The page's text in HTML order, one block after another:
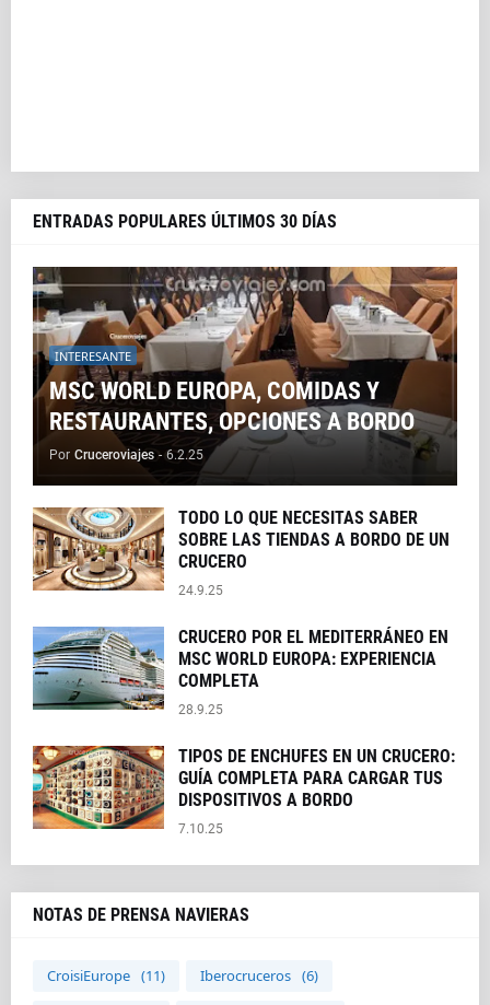
ENTRADAS POPULARES ÚLTIMOS 30 DÍAS
INTERESANTE
MSC WORLD EUROPA, COMIDAS Y
RESTAURANTES, OPCIONES A BORDO
Por Cruceroviajes - 6.2.25
TODO LO QUE NECESITAS SABER
SOBRE LAS TIENDAS A BORDO DE UN
CRUCERO
24.9.25
CRUCERO POR EL MEDITERRÁNEO EN
MSC WORLD EUROPA: EXPERIENCIA
COMPLETA
28.9.25
TIPOS DE ENCHUFES EN UN CRUCERO:
GUÍA COMPLETA PARA CARGAR TUS
DISPOSITIVOS A BORDO
7.10.25
NOTAS DE PRENSA NAVIERAS
CroisiEurope (11) Iberocruceros (6)